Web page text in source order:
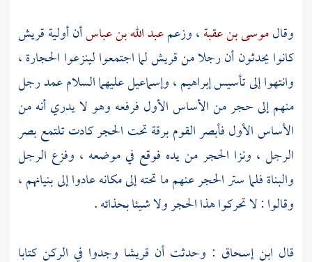
وقالموسى بن عقبة، وزعمعبد الله بن عباسأن أوليةقريش
كانوا يحدثون أن رجلا منقريشلما اجتمعوا لينزعوا الحجارة ،
وانتهوا إلى تأسيسإبراهيم ،وإسماعيلعليهما السلام عمد رجل
منهم إلى حجر من الأساس الأول فرفعه وهو لا يدري أنه من
الأساس الأول فأبصر القوم برقة تحت الحجر كادت تلتمع بصر
الرجل ، ونزا الحجر من يده فوقع في موضعه ، وفزع الرجل
والبناة فلما ستر الحجر عنهم ما تحته إلى مكانه عادوا إلى بنيانهم ،
وقالوا : لا تحركوا هذا الحجر ولا شيئا بحذائه .
قال ابن إسحاق : وحدثت أن قريشا وجدوا في الركن كتابا